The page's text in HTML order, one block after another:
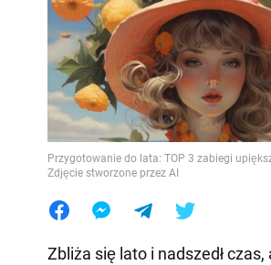
Przygotowanie do lata: TOP 3 zabiegi
Zdjęcie stworzone przez AI
Zbliża się lato i nadszedł czas,